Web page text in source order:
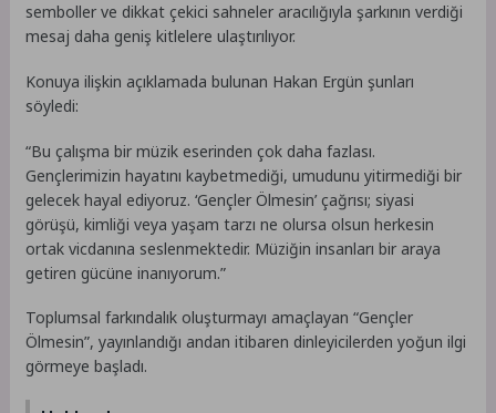
semboller ve dikkat çekici sahneler aracılığıyla şarkının verdiği
mesaj daha geniş kitlelere ulaştırılıyor.
Konuya ilişkin açıklamada bulunan Hakan Ergün şunları
söyledi:
“Bu çalışma bir müzik eserinden çok daha fazlası.
Gençlerimizin hayatını kaybetmediği, umudunu yitirmediği bir
gelecek hayal ediyoruz. ‘Gençler Ölmesin’ çağrısı; siyasi
görüşü, kimliği veya yaşam tarzı ne olursa olsun herkesin
ortak vicdanına seslenmektedir. Müziğin insanları bir araya
getiren gücüne inanıyorum.”
Toplumsal farkındalık oluşturmayı amaçlayan “Gençler
Ölmesin”, yayınlandığı andan itibaren dinleyicilerden yoğun ilgi
görmeye başladı.